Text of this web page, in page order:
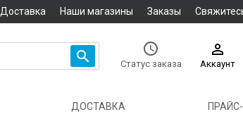
Доставка Наши магазины Заказы
 
Статус заказа

Аккаунт
ДОСТАВКА